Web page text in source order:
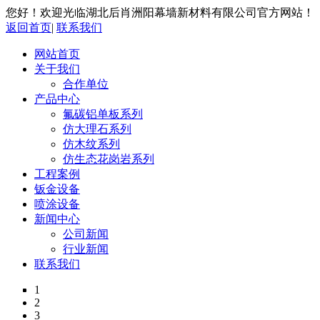
您好！欢迎光临湖北后肖洲阳幕墙新材料有限公司官方网站！
返回首页| 联系我们
网站首页
关于我们
合作单位
产品中心
氟碳铝单板系列
仿大理石系列
仿木纹系列
仿生态花岗岩系列
工程案例
钣金设备
喷涂设备
新闻中心
公司新闻
行业新闻
联系我们
1
2
3